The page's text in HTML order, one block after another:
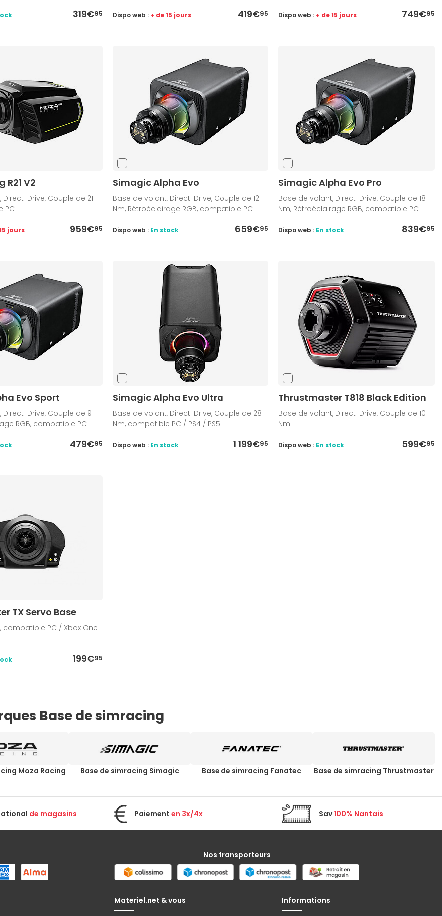
319€95 419€95
Dispo web : + de 15 jours 749€95
Dispo web : + de 15 jours
R21 V2
Drive, Couple de 21
PC
959€95
jours
Simagic Alpha Evo
Base de volant, Direct-Drive, Couple de 12
Nm, Rétroéclairage RGB, compatible PC
659€95
Dispo web : En stock
Simagic Alpha Evo Pro
Base de volant, Direct-Drive, Couple de 18
Nm, Rétroéclairage RGB, compatible PC
839€95
Dispo web : En stock
Evo Sport
Direct-Drive, Couple de 9
RGB, compatible PC
479€95
Simagic Alpha Evo Ultra
Base de volant, Direct-Drive, Couple de 28
Nm, compatible PC / PS4 / PS5
1 199€95
Dispo web : En stock
Thrustmaster T818 Black Edition
Base de volant, Direct-Drive, Couple de 10
Nm
599€95
Dispo web : En stock
TX Servo Base
compatible PC / Xbox One
199€95
Base de simracing
Moza Racing Base de simracing Simagic Base de simracing Fanatec Base de simracing Thrustmaster
de magasins Paiement en 3x/4x Sav100% Nantais
Nos transporteurs
Materiel.net & vous Informations